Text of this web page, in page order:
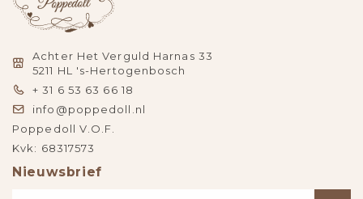
Achter Het Verguld Harnas 33
5211 HL 's-Hertogenbosch
+ 31 6 53 63 66 18
info@poppedoll.nl
Poppedoll V.O.F.
Kvk: 68317573
Nieuwsbrief